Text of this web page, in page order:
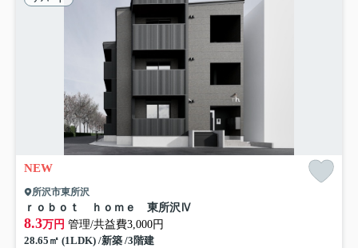
NEW
所沢市東所沢
ｒｏｂｏｔ ｈｏｍｅ 東所沢Ⅳ
8.3万円 管理/共益費3,000円
28.65㎡ (1LDK) /新築 /3階建